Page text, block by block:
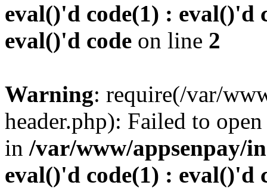
eval()'d code(1) : eval()'d
eval()'d code on line 2
Warning: require(/var/
header.php): Failed to
in /var/www/appsenpay/
eval()'d code(1) : eval()'d